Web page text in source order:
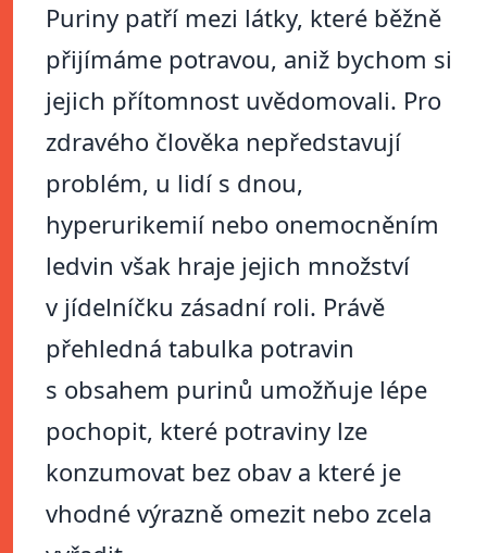
Puriny patří mezi látky, které běžně
přijímáme potravou, aniž bychom si
jejich přítomnost uvědomovali. Pro
zdravého člověka nepředstavují
problém, u lidí s dnou,
hyperurikemií nebo onemocněním
ledvin však hraje jejich množství
v jídelníčku zásadní roli. Právě
přehledná tabulka potravin
s obsahem purinů umožňuje lépe
pochopit, které potraviny lze
konzumovat bez obav a které je
vhodné výrazně omezit nebo zcela